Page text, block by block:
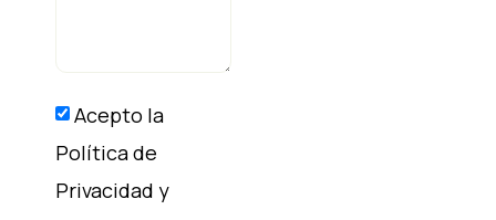
Acepto la
Política de
Privacidad y